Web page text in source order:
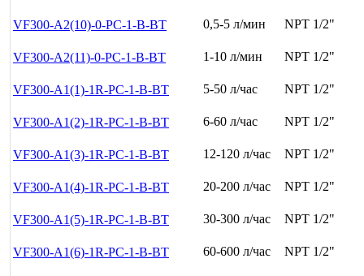
VF300-A2(10)-0-PC-1-B-BT 0,5-5 л/мин NPT 1/2"
VF300-A2(11)-0-PC-1-B-BT 1-10 л/мин NPT 1/2"
VF300-A1(1)-1R-PC-1-B-BT 5-50 л/час NPT 1/2"
VF300-A1(2)-1R-PC-1-B-BT 6-60 л/час NPT 1/2"
VF300-A1(3)-1R-PC-1-B-BT 12-120 л/час NPT 1/2"
VF300-A1(4)-1R-PC-1-B-BT 20-200 л/час NPT 1/2"
VF300-A1(5)-1R-PC-1-B-BT 30-300 л/час NPT 1/2"
VF300-A1(6)-1R-PC-1-B-BT 60-600 л/час NPT 1/2"